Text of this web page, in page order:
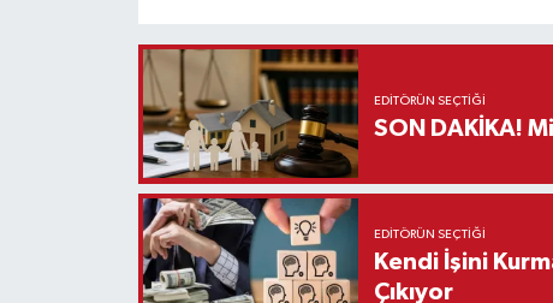
EDITÖRÜN SEÇTIĞI
EDITÖRÜN SEÇTIĞI
Kendi İşini
Çıkıyor